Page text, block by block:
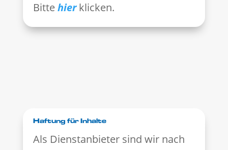
Bittehierklicken.
Haftung für Inhalte
Als Dienstanbieter sind wir nach